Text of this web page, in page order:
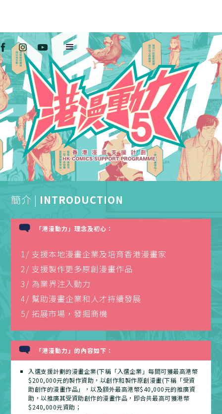
簡介 | INTRODUCTION
「港漫動力」理念及初心：
1/ 支援本地漫畫企業及培育香港漫畫家
2/ 支援製作更多原創漫畫作品
3/ 為業界注入動力
4/ 幫助漫畫企業和人才持續發展
5/ 拓展市場，發掘商機
「港漫動力」的內容如下：
入選支援計劃的漫畫企業(下稱「入選企業」每間可獲最高港幣
$200,000元的製作資助，以創作和製作原創漫畫(下稱「受資
助創作的漫畫作品」，以及額外最高港幣$40,000元的推廣資
助，以推廣其受資助創作的漫畫作品，即合共最高可獲港幣
$240,000元資助；